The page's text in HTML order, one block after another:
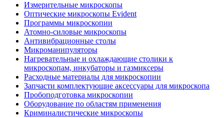
Измерительные микроскопы
Оптические микроскопы Evident
Программы микроскопии
Атомно-силовые микроскопы
Антивибрационные столы
Микроманипуляторы
Нагревательные и охлаждающие столики к
микроскопам, инкубаторы и газмиксеры
Расходные материалы для микроскопии
Запчасти комплектующие аксессуары для микроскопа
Пробоподготовка микроскопии
Оборудование по областям применения
Криминалистические микроскопы